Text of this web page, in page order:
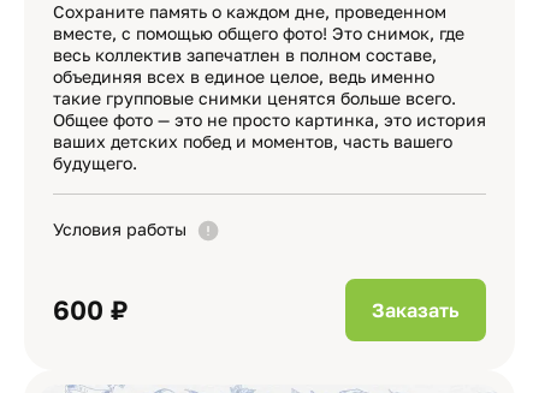
Сохраните память о каждом дне, проведенном
вместе, с помощью общего фото! Это снимок, где
весь коллектив запечатлен в полном составе,
объединяя всех в единое целое, ведь именно
такие групповые снимки ценятся больше всего.
Общее фото — это не просто картинка, это история
ваших детских побед и моментов, часть вашего
будущего.
Условия работы
600 ₽ Заказать